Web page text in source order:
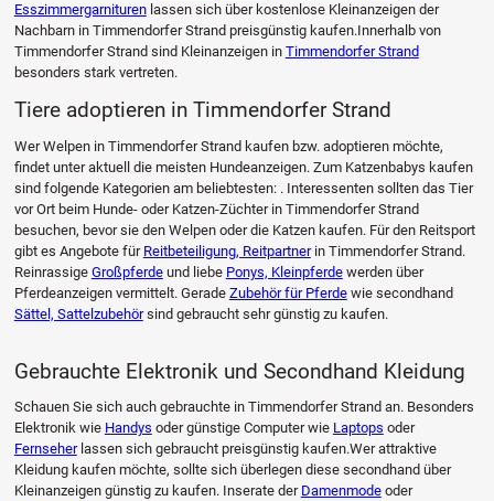
Esszimmergarniturenlassen sich über kostenlose Kleinanzeigen der
Nachbarn in Timmendorfer Strand preisgünstig kaufen.Innerhalb von
Timmendorfer Strand sind Kleinanzeigen in Timmendorfer Strand
besonders stark vertreten.
Tiere adoptieren in Timmendorfer Strand
Wer Welpen in Timmendorfer Strand kaufen bzw. adoptieren möchte,
findet unter aktuell die meisten Hundeanzeigen. Zum Katzenbabys kaufen
sind folgende Kategorien am beliebtesten: . Interessenten sollten das Tier
vor Ort beim Hunde- oder Katzen-Züchter in Timmendorfer Strand
besuchen, bevor sie den Welpen oder die Katzen kaufen. Für den Reitsport
gibt es Angebote für Reitbeteiligung, Reitpartnerin Timmendorfer Strand.
Reinrassige Großpferdeund liebe Ponys, Kleinpferdewerden über
Pferdeanzeigen vermittelt. Gerade Zubehör für Pferdewie secondhand
Sättel, Sattelzubehörsind gebraucht sehr günstig zu kaufen.
Gebrauchte Elektronik und Secondhand Kleidung
Schauen Sie sich auch gebrauchte in Timmendorfer Strand an. Besonders
Elektronik wie Handys oder günstige Computer wie Laptops oder
Fernseherlassen sich gebraucht preisgünstig kaufen.Wer attraktive
Kleidung kaufen möchte, sollte sich überlegen diese secondhand über
Kleinanzeigen günstig zu kaufen. Inserate der Damenmodeoder